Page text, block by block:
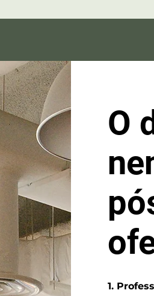
O
1.